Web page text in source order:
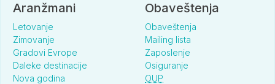
Aranžmani
Letovanje
Zimovanje
Gradovi Evrope
Daleke destinacije
Nova godina
Obaveštenja
Obaveštenja
Mailing lista
Zaposlenje
Osiguranje
OUP